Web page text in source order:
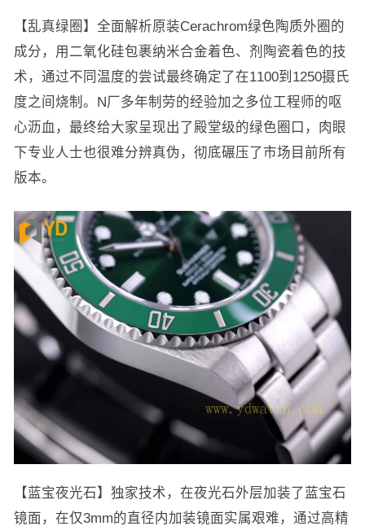
【乱真绿圈】全面解析原装Cerachrom绿色陶质外圈的
成分，用二氧化硅包裹纳米合金着色、剂陶瓷着色的技
术，通过不同温度的尝试最终确定了在1100到1250摄氏
度之间烧制。N厂多年制劳的经验加之多位工程师的呕
心沥血，最终给大家呈现出了殿堂级的绿色圈口，肉眼
下专业人士也很难分辨真伪，彻底碾压了市场目前所有
版本。
【蓝宝夜光石】独家技术，在夜光石外层加装了蓝宝石
镜面，在仅3mm的直径内加装镜面实属艰难，通过高精